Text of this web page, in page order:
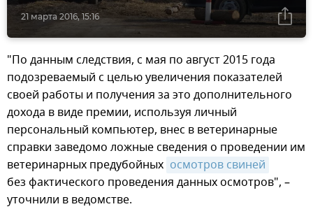
21 марта 2016, 15:16
"По данным следствия, с мая по август 2015 года
подозреваемый с целью увеличения показателей
своей работы и получения за это дополнительного
дохода в виде премии, используя личный
персональный компьютер, внес в ветеринарные
справки заведомо ложные сведения о проведении им
ветеринарных предубойных осмотров свиней
без фактического проведения данных осмотров", –
уточнили в ведомстве.